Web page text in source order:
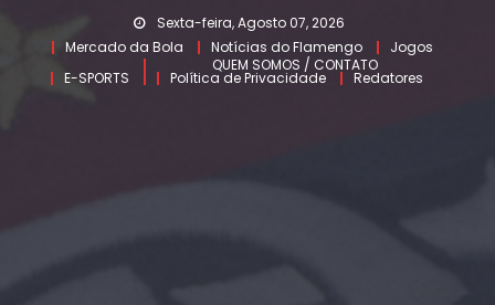
content
Sexta-feira, Agosto 07, 2026
Mercado da Bola
Notícias do Flamengo
Jogos
E-SPORTS
QUEM SOMOS / CONTATO
Política de Privacidade Redatores